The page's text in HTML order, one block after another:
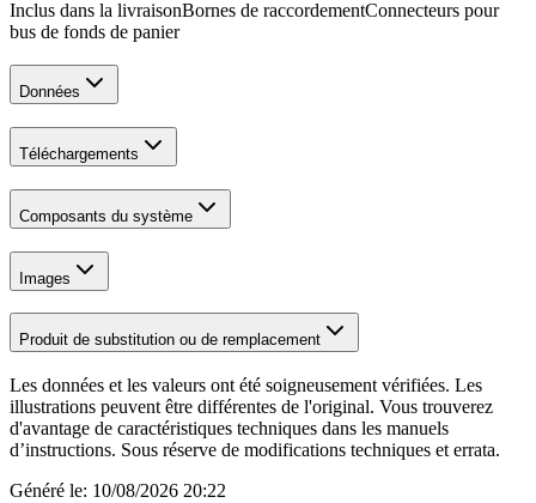
Inclus dans la livraisonBornes de raccordementConnecteurs pour
bus de fonds de panier
Données
Téléchargements
Composants du système
Images
Produit de substitution ou de remplacement
Les données et les valeurs ont été soigneusement vérifiées. Les
illustrations peuvent être différentes de l'original. Vous trouverez
d'avantage de caractéristiques techniques dans les manuels
d’instructions. Sous réserve de modifications techniques et errata.
Généré le: 10/08/2026 20:22